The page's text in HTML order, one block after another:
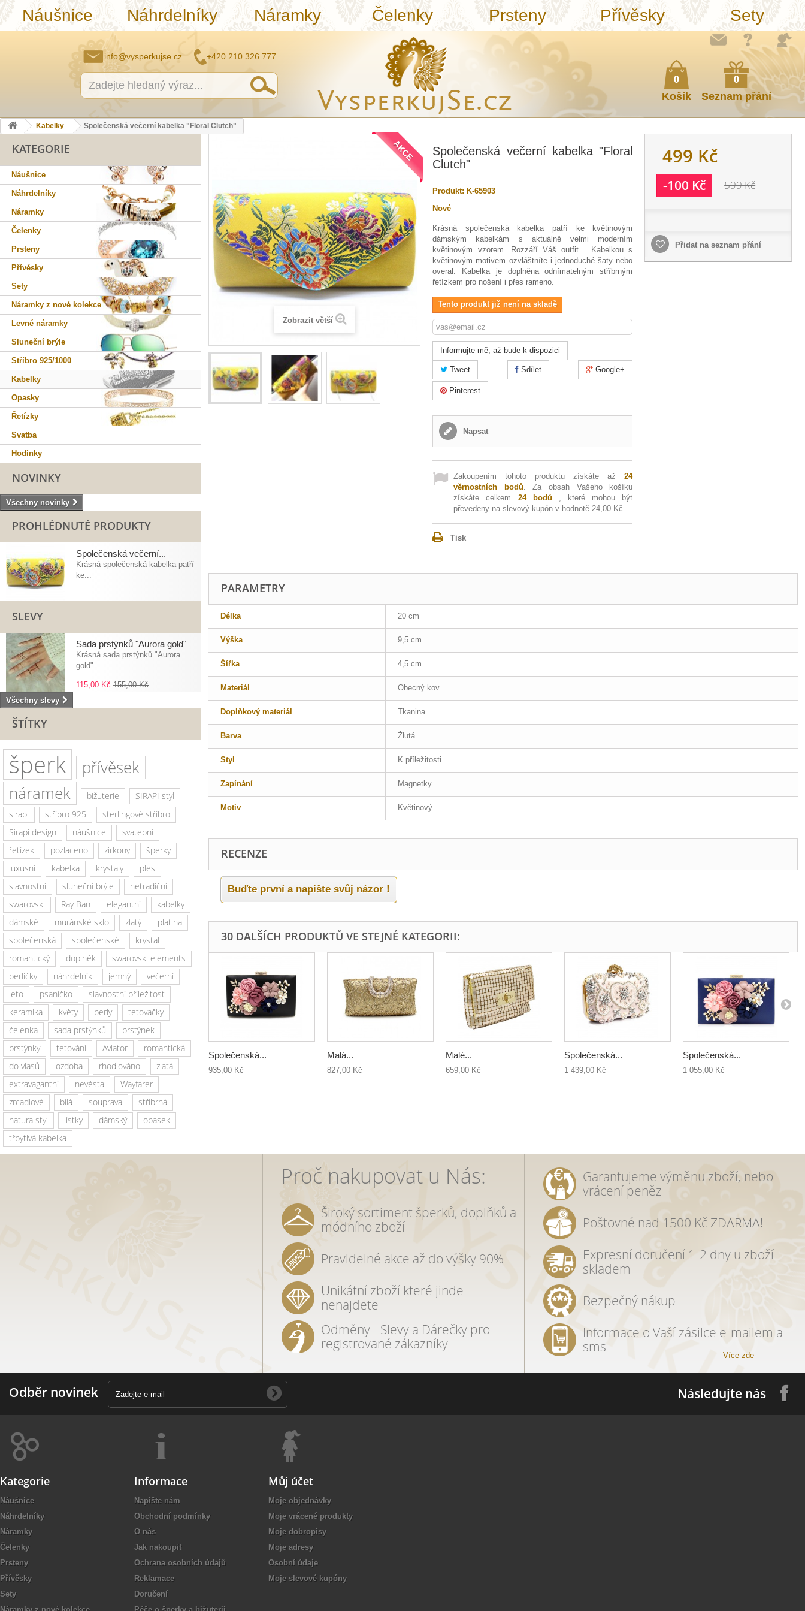
0
Košík
Náušnice Náhrdelníky Náramky Čelenky Prsteny Přívěsky Sety
0
Seznam přání
info@vysperkujse.cz +420 210 326 777
Kabelky Společenská večerní kabelka "Floral Clutch"
KATEGORIE
Náušnice
Náhrdelníky
Náramky
Čelenky
Prsteny
Přívěsky
Sety
Náramky z nové kolekce
Levné náramky
Sluneční brýle
Stříbro 925/1000
Kabelky
Opasky
Řetízky
Svatba
Hodinky
NOVINKY
Všechny novinky
PROHLÉDNUTÉ PRODUKTY
Společenská večerní...
Krásná společenská kabelka patří
ke...
SLEVY
Sada prstýnků "Aurora gold"
Krásná sada prstýnků "Aurora
gold"...
115,00 Kč 155,00 Kč
Všechny slevy
ŠTÍTKY
šperk
přívěsek
náramek
bižuterie
SIRAPI styl
sirapi
stříbro 925
sterlingové stříbro
Sirapi design
náušnice
svatební
řetízek
pozlaceno zirkony
šperky
luxusní
kabelka krystaly
ples
slavnostní
sluneční brýle
netradiční
swarovski
Ray Ban elegantní
kabelky
dámské
muránské sklo zlatý
platina
společenská
společenské
krystal
romantický
doplněk
swarovski elements
perličky
náhrdelník jemný
večerní
leto
psaníčko
slavnostní příležitost
keramika
květy perly
tetovačky
čelenka
sada prstýnků
prstýnek
prstýnky
tetování Aviator
romantická
do vlasů
ozdoba rhodiováno
zlatá
extravagantní
nevěsta
Wayfarer
zrcadlové
bílá souprava
stříbrná
natura styl
lístky dámský
opasek
třpytivá kabelka
AKCE
Zobrazit větší
Společenská večerní kabelka "Floral
Clutch"
Produkt: K-65903
Nové
Krásná společenská kabelka patří ke květinovým
dámským kabelkám s aktuálně velmi moderním
květinovým vzorem. Rozzáří Váš outfit. Kabelkou s
květinovým motivem ozvláštníte i jednoduché šaty nebo
overal. Kabelka je doplněna odnímatelným stříbrným
řetízkem pro nošení i přes rameno.
Tento produkt již není na skladě
Informujte mě, až bude k dispozici
Tweet Sdílet Google+
Pinterest
Napsat
Zakoupením tohoto produktu získáte až24
věrnostních bodů. Za obsah Vašeho košíku
získáte celkem 24bodů , které mohou být
převedeny na slevový kupón v hodnotě24,00 Kč.
Tisk
499 Kč
-100 Kč 599 Kč
Přidat na seznam přání
PARAMETRY
Délka 20 cm
Výška 9,5 cm
Šířka 4,5 cm
Materiál Obecný kov
Doplňkový materiál Tkanina
Barva Žlutá
Styl K příležitosti
Zapínání Magnetky
Motiv Květinový
RECENZE
Buďte první a napište svůj názor !
30 DALŠÍCH PRODUKTŮ VE STEJNÉ KATEGORII:
Společenská...
935,00 Kč
Malá...
827,00 Kč
Malé...
659,00 Kč
Společenská...
1 439,00 Kč
Společenská...
1 055,00 Kč
Proč nakupovat u Nás:
Široký sortiment šperků, doplňků a
módního zboží
Pravidelné akce až do výšky 90%
Unikátní zboží které jinde
nenajdete
Odměny - Slevy a Dárečky pro
registrované zákazníky
Garantujeme výměnu zboží, nebo
vrácení peněz
Poštovné nad 1500 Kč ZDARMA!
Expresní doručení 1-2 dny u zboží
skladem
Bezpečný nákup
Informace o Vaší zásilce e-mailem a
sms
Více zde
Odběr novinek Následujte nás
Kategorie
Náušnice
Náhrdelníky
Náramky
Čelenky
Prsteny
Přívěsky
Sety
Informace
Napište nám
Obchodní podmínky
O nás
Jak nakoupit
Ochrana osobních údajů
Reklamace
Doručení
Můj účet
Moje objednávky
Moje vrácené produkty
Moje dobropisy
Moje adresy
Osobní údaje
Moje slevové kupóny